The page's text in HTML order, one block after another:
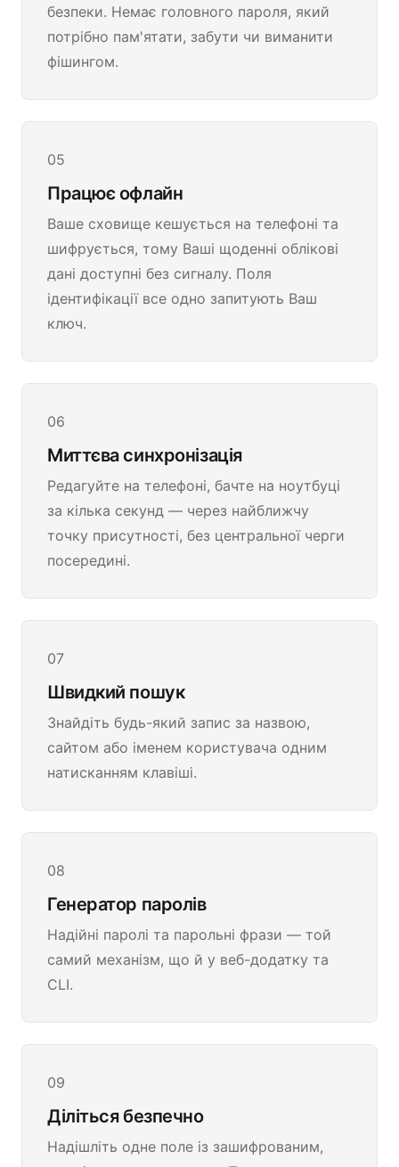
безпеки. Немає головного пароля, який
потрібно пам'ятати, забути чи виманити
фішингом.
05
Працює офлайн
Ваше сховище кешується на телефоні та
шифрується, тому Ваші щоденні облікові
дані доступні без сигналу. Поля
ідентифікації все одно запитують Ваш
ключ.
06
Миттєва синхронізація
Редагуйте на телефоні, бачте на ноутбуці
за кілька секунд — через найближчу
точку присутності, без центральної черги
посередині.
07
Швидкий пошук
Знайдіть будь-який запис за назвою,
сайтом або іменем користувача одним
натисканням клавіші.
08
Генератор паролів
Надійні паролі та парольні фрази — той
самий механізм, що й у веб-додатку та
CLI.
09
Діліться безпечно
Надішліть одне поле із зашифрованим,